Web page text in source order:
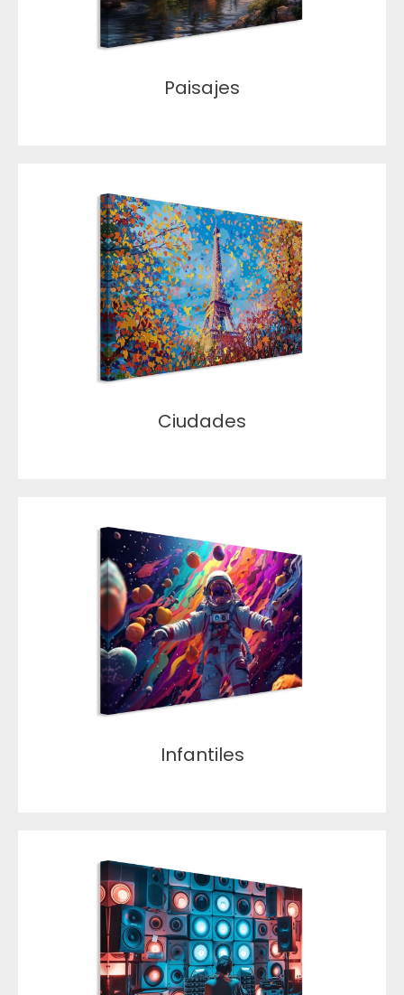
Paisajes
Ciudades
Infantiles